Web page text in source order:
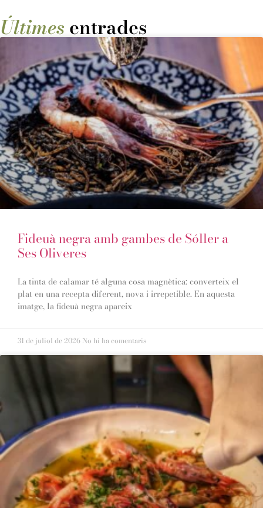
Últimes entrades
Fideuà negra amb gambes de Sóller a
Ses Oliveres
La tinta de calamar té alguna cosa magnètica: converteix el
plat en una recepta diferent, nova i irrepetible. En aquesta
imatge, la fideuà negra apareix
31 de juliol de 2026 No hi ha comentaris